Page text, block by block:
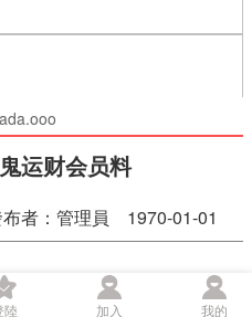
运财会员料
者：管理員 1970-01-01
陸 加入 我的